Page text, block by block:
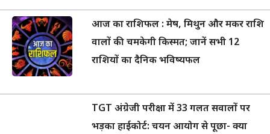
आज का राशिफल : मेष, मिथुन और मकर राशि
वालों की चमकेगी किस्मत; जानें सभी 12
राशियों का दैनिक भविष्यफल
TGT अंग्रेजी परीक्षा में 33 गलत सवालों पर
भड़का हाईकोर्ट: चयन आयोग से पूछा- क्या